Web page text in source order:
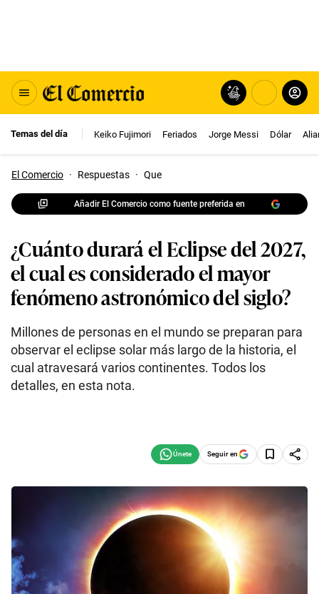
Temas del día Keiko Fujimori Feriados Jorge Messi Dólar
El Comercio · Respuestas · Que
Añadir El Comercio como fuente preferida en
¿Cuánto durará el Eclipse del 2027,
el cual es considerado el mayor
fenómeno astronómico del siglo?
Millones de personas en el mundo se preparan para
observar el eclipse solar más largo de la historia, el
cual atravesará varios continentes. Todos los
detalles, en esta nota.
Seguir en